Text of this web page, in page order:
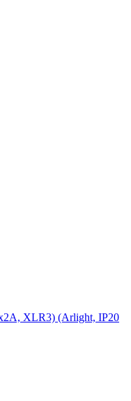
XLR3) (Arlight, IP20